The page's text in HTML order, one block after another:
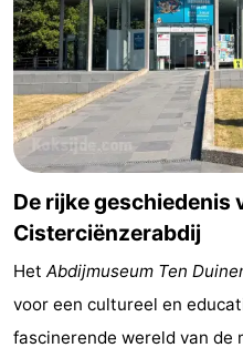
Praktisch
Forum
Route
Parkeren
-
Kusttram
Reisboekenwinkel
Nieuws
De rijke geschiedenis
Cisterciënzerabdij
Het Abdijmuseum Ten
voor een cultureel en
fascinerende wereld van de